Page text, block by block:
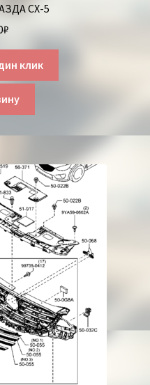
СХ-5
₽
клик